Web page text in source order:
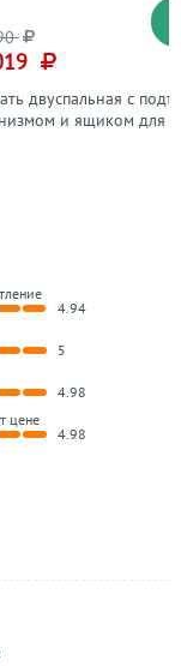
двуспальная с
и ящиком для
4.94
5
4.98
цене
4.98